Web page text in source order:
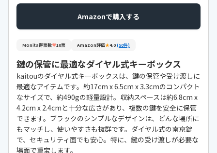
収納本数
-
Amazonで購入する
Monita得票数♥10票 Amazon評価★4.0(50件)
鍵の保管に最適なダイヤル式キーボックス
kaitouのダイヤル式キーボックスは、鍵の保管や受け渡しに
最適なアイテムです。約17cm x 6.5cm x 3.3cmのコンパクト
なサイズで、約490gの軽量設計。収納スペースは約6.8cm x
4.2cm x 2.4cmと十分な広さがあり、複数の鍵を安全に保管
できます。ブラックのシンプルなデザインは、どんな場所に
もマッチし、使いやすさも抜群です。ダイヤル式の南京錠
で、セキュリティ面でも安心。特に、鍵の受け渡しが必要な
場面で重宝します。